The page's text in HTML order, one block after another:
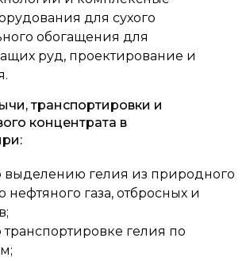
для сухого
обогащения для
руд, проектирование и
транспортировки и
концентрата в
выделению гелия из природного
нефтяного газа, отбросных и
транспортировке гелия по